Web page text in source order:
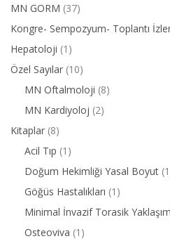
MN GORM (37)
Kongre- Sempozyum- Toplantı
Hepatoloji (1)
Özel Sayılar (10)
MN Oftalmoloji (8)
MN Kardiyoloj (2)
Kitaplar (8)
Acil Tıp (1)
Doğum Hekimliği Yasal Boyut
Göğüs Hastalıkları (1)
Minimal İnvazif Torasik
Osteoviva (1)